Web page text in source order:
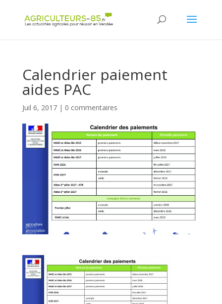
Calendrier paiement
aides PAC
Juil 6, 2017| 0 commentaires